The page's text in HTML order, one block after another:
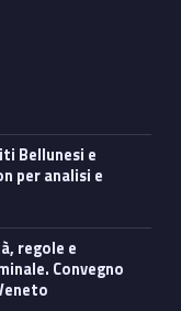
per analisi e
Convegno